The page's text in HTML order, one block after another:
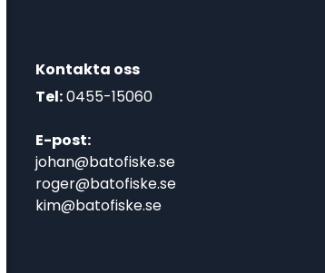
Kontakta oss
Tel:0455-15060
E-post:
johan@batofiske.se
roger@batofiske.se
kim@batofiske.se